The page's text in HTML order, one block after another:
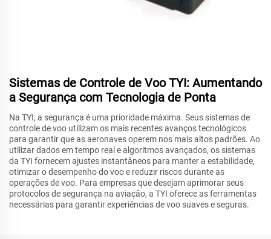
Sistemas de Controle de Voo TYI: Aumentando
a Segurança com Tecnologia de Ponta
Na TYI, a segurança é uma prioridade máxima. Seus sistemas de
controle de voo utilizam os mais recentes avanços tecnológicos
para garantir que as aeronaves operem nos mais altos padrões. Ao
utilizar dados em tempo real e algoritmos avançados, os sistemas
da TYI fornecem ajustes instantâneos para manter a estabilidade,
otimizar o desempenho do voo e reduzir riscos durante as
operações de voo. Para empresas que desejam aprimorar seus
protocolos de segurança na aviação, a TYI oferece as ferramentas
necessárias para garantir experiências de voo suaves e seguras.